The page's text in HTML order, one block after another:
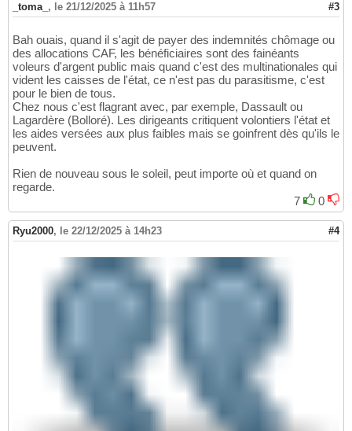
_toma_ , le 21/12/2025 à 11h57 #3
Bah ouais, quand il s'agit de payer des indemnités chômage ou
des allocations CAF, les bénéficiaires sont des fainéants
voleurs d'argent public mais quand c'est des multinationales qui
vident les caisses de l'état, ce n'est pas du parasitisme, c'est
pour le bien de tous.
Chez nous c'est flagrant avec, par exemple, Dassault ou
Lagardère (Bolloré). Les dirigeants critiquent volontiers l'état et
les aides versées aux plus faibles mais se goinfrent dès qu'ils le
peuvent.
Rien de nouveau sous le soleil, peut importe où et quand on
regarde.
7
0
Ryu2000, le 22/12/2025 à 14h23 #4